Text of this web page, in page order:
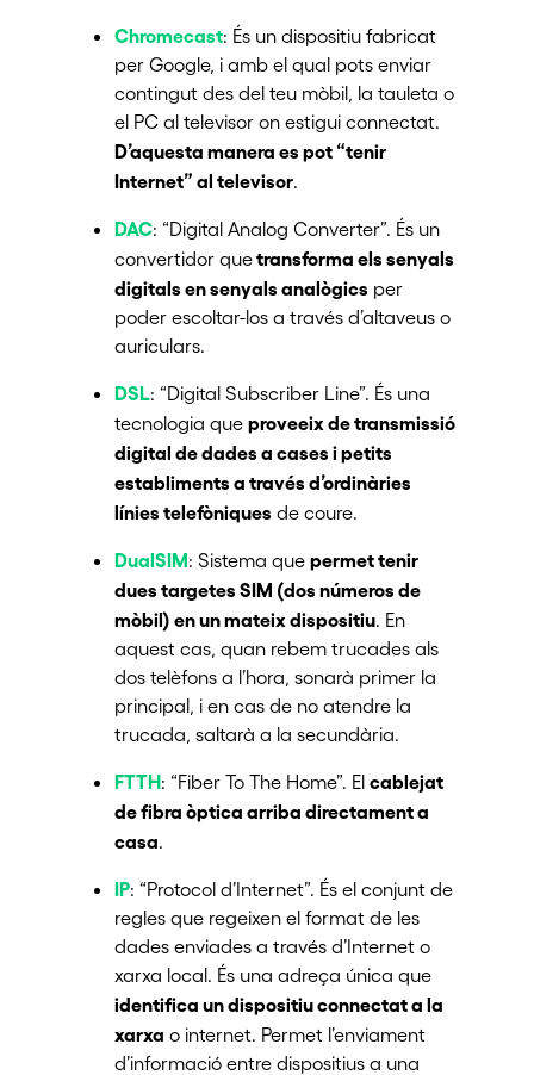
Chromecast: És un dispositiu fabricat
per Google, i amb el qual pots enviar
contingut des del teu mòbil, la tauleta o
el PC al televisor on estigui connectat.
D’aquesta manera es pot “tenir
Internet” al televisor.
DAC: “Digital Analog Converter”. És un
convertidor quetransforma els senyals
digitals en senyals analògics per
poder escoltar-los a través d’altaveus o
auriculars.
DSL: “Digital Subscriber Line”. És una
tecnologia que proveeix de transmissió
digital de dades a cases i petits
establiments a través d’ordinàries
línies telefòniques de coure.
DualSIM: Sistema que permet tenir
dues targetes SIM (dos números de
mòbil) en un mateix dispositiu. En
aquest cas, quan rebem trucades als
dos telèfons a l’hora, sonarà primer la
principal, i en cas de no atendre la
trucada, saltarà a la secundària.
FTTH: “Fiber To The Home”. El cablejat
de fibra òptica arriba directament a
casa.
IP: “Protocol d’Internet”. És el conjunt de
regles que regeixen el format de les
dades enviades a través d’Internet o
xarxa local. És una adreça única que
identifica un dispositiu connectat a la
xarxa o internet. Permet l’enviament
d’informació entre dispositius a una